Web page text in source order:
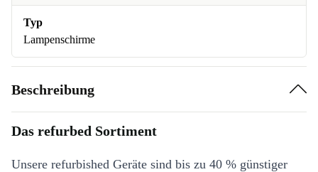
Typ
Lampenschirme
Beschreibung
Das refurbed Sortiment
Unsere refurbished Geräte sind bis zu 40 % günstiger